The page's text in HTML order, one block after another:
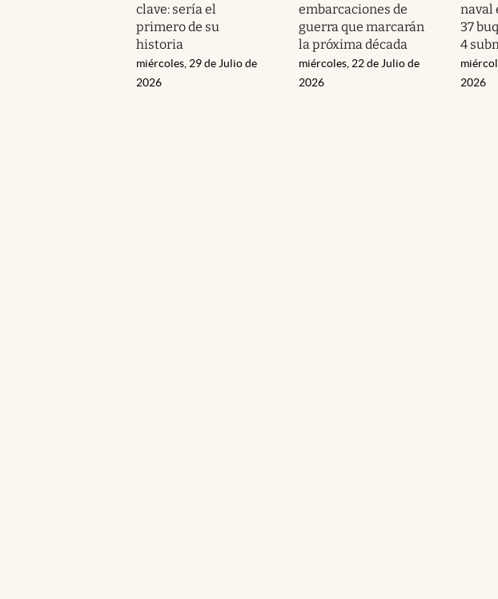
clave: sería el
primero de su
historia
miércoles, 29 de Julio de
2026
embarcaciones de
guerra que marcarán
la próxima década
miércoles, 22 de Julio de
2026
naval
37
4
2026